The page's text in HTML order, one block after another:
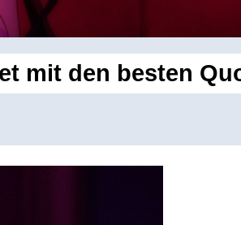
mit den besten